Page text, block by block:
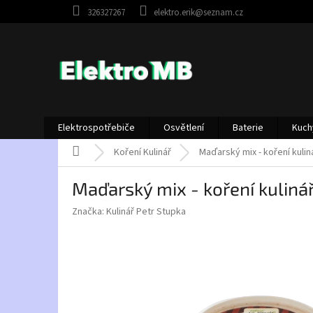
326327267 elektro.erik@seznam.cz
Elektrospotřebiče Osvětlení Baterie
Domů
Koření Kulinář Maďarský mix - koření
Maďarský mix - koření
Značka: Kulinář Petr Stupka